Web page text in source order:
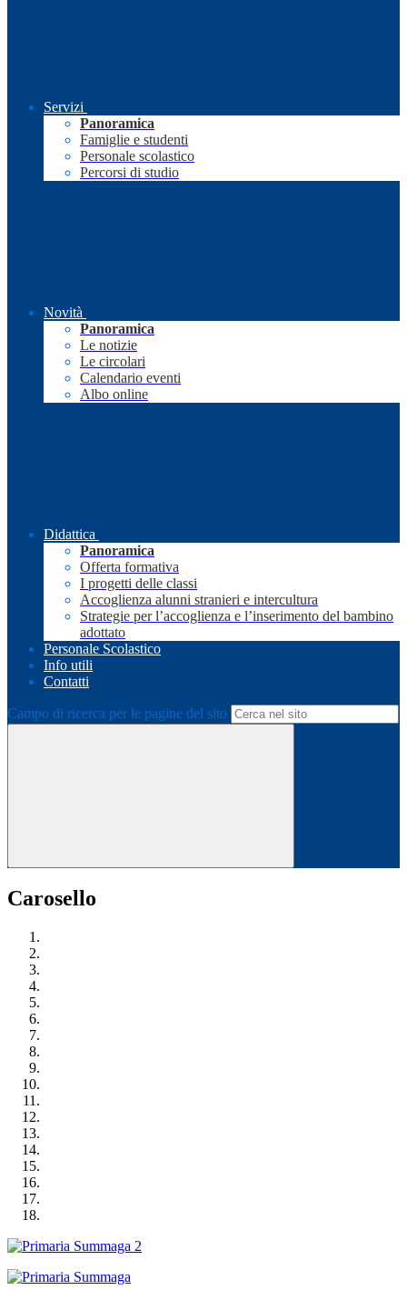
Servizi
Panoramica
Famiglie e studenti
Personale scolastico
Percorsi di studio
Novità
Panoramica
Le notizie
Le circolari
Calendario eventi
Albo online
Didattica
Panoramica
Offerta formativa
I progetti delle classi
Accoglienza alunni stranieri e intercultura
Strategie per l’accoglienza e l’inserimento del bambino
adottato
Personale Scolastico
Info utili
Contatti
Campo di ricerca per le pagine del sito
Carosello